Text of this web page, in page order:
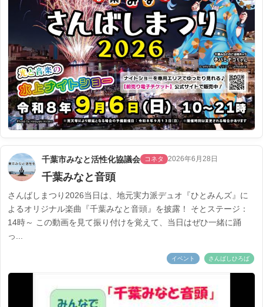
千葉市みなと活性化協議会 コネタ 2026年6月28日
千葉みなと音頭
さんばしまつり2026当日は、地元実力派デュオ『ひとみんズ』に
よるオリジナル楽曲『千葉みなと音頭』を披露！ そとステージ：
14時～ この動画を見て振り付けを覚えて、当日はぜひ一緒に踊
っ...
イベント さんばしひろば